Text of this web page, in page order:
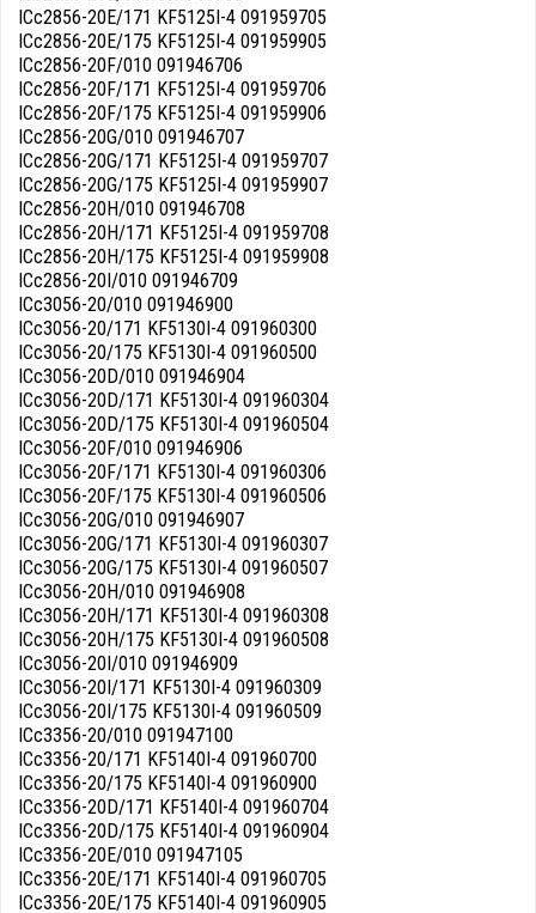
ICc2856-20E/171 KF5125I-4 091959705
ICc2856-20E/175 KF5125I-4 091959905
ICc2856-20F/010 091946706
ICc2856-20F/171 KF5125I-4 091959706
ICc2856-20F/175 KF5125I-4 091959906
ICc2856-20G/010 091946707
ICc2856-20G/171 KF5125I-4 091959707
ICc2856-20G/175 KF5125I-4 091959907
ICc2856-20H/010 091946708
ICc2856-20H/171 KF5125I-4 091959708
ICc2856-20H/175 KF5125I-4 091959908
ICc2856-20I/010 091946709
ICc3056-20/010 091946900
ICc3056-20/171 KF5130I-4 091960300
ICc3056-20/175 KF5130I-4 091960500
ICc3056-20D/010 091946904
ICc3056-20D/171 KF5130I-4 091960304
ICc3056-20D/175 KF5130I-4 091960504
ICc3056-20F/010 091946906
ICc3056-20F/171 KF5130I-4 091960306
ICc3056-20F/175 KF5130I-4 091960506
ICc3056-20G/010 091946907
ICc3056-20G/171 KF5130I-4 091960307
ICc3056-20G/175 KF5130I-4 091960507
ICc3056-20H/010 091946908
ICc3056-20H/171 KF5130I-4 091960308
ICc3056-20H/175 KF5130I-4 091960508
ICc3056-20I/010 091946909
ICc3056-20I/171 KF5130I-4 091960309
ICc3056-20I/175 KF5130I-4 091960509
ICc3356-20/010 091947100
ICc3356-20/171 KF5140I-4 091960700
ICc3356-20/175 KF5140I-4 091960900
ICc3356-20D/171 KF5140I-4 091960704
ICc3356-20D/175 KF5140I-4 091960904
ICc3356-20E/010 091947105
ICc3356-20E/171 KF5140I-4 091960705
ICc3356-20E/175 KF5140I-4 091960905